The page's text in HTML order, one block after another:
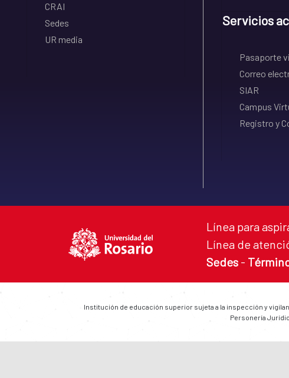
CRAI
Sedes
UR media
Servicios
Pasaporte
Correo
SIAR
Campus
Registro y
Línea para
Línea de
Sedes -
Institución de educación superior sujeta a la inspección y
Personería